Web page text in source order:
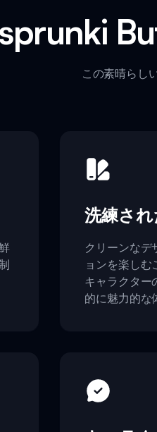
この素晴らし
洗練さ
クリーンなデ
ョンを楽しむ
キャラクター
的に魅力的な